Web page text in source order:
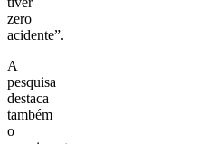
zero
acidente”.
A
pesquisa
destaca
também
o